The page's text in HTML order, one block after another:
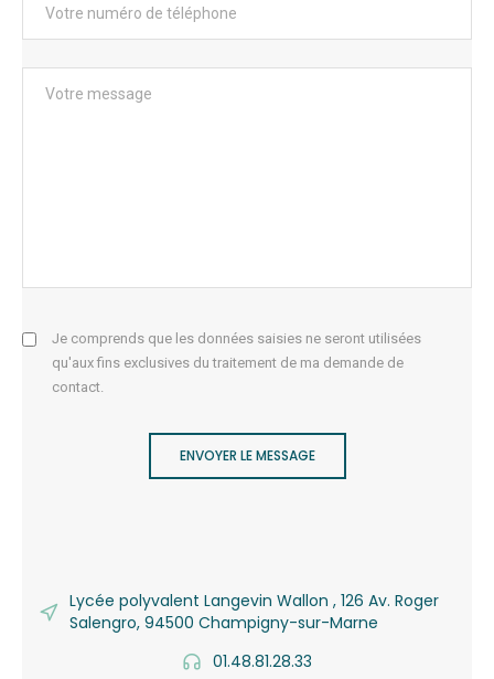
Je comprends que les données saisies ne seront utilisées
qu'aux fins exclusives du traitement de ma demande de
contact.
ENVOYER LE MESSAGE
Lycée polyvalent Langevin Wallon , 126 Av. Roger
Salengro, 94500 Champigny-sur-Marne
01.48.81.28.33